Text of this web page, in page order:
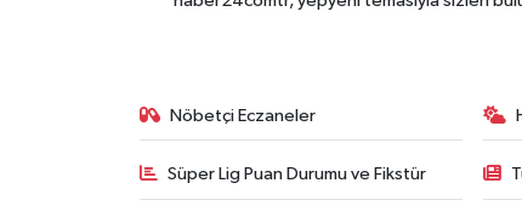
Nöbetçi Eczaneler
Süper Lig Puan Durumu ve Fikstür